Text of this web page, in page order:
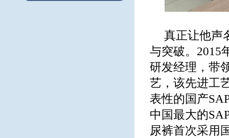
真正让他声
与突破。2015
研发经理，带
艺，该先进工
表性的国产
中国最大的
尿裤首次采用